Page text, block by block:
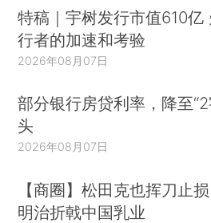
特稿｜宇树发行市值610亿
行者的加速和考验
2026年08月07日
部分银行房贷利率，降至
头
2026年08月07日
【商圈】松田克也挥刀止损
明治折戟中国乳业